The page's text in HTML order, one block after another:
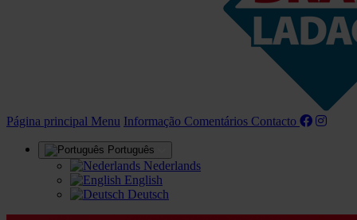
Página principal (actual)
Menu Informação Comentários Contacto
Português
Nederlands
English
Deutsch